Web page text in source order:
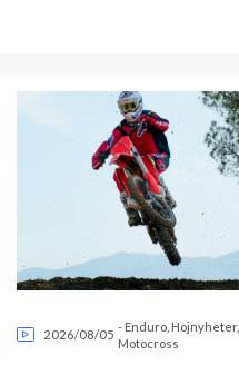
2026/08/05
- Enduro Hojnyheter,
Motocross